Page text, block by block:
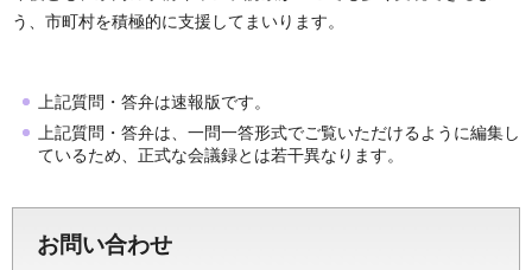
う、市町村を積極的に支援してまいります。
上記質問・答弁は速報版です。
上記質問・答弁は、一問一答形式でご覧いただけるように編集し
ているため、正式な会議録とは若干異なります。
お問い合わせ